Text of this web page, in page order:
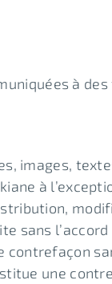
à
images,
à
l’accord
une